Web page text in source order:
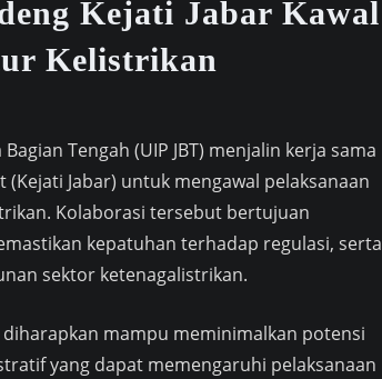
Kejati Jabar Kawal
Kelistrikan
Tengah (UIP JBT) menjalin kerja sama
(Kejati Jabar) untuk mengawal pelaksanaan
Kolaborasi tersebut bertujuan
kepatuhan terhadap regulasi, serta
sektor ketenagalistrikan.
diharapkan mampu meminimalkan potensi
yang dapat memengaruhi pelaksanaan